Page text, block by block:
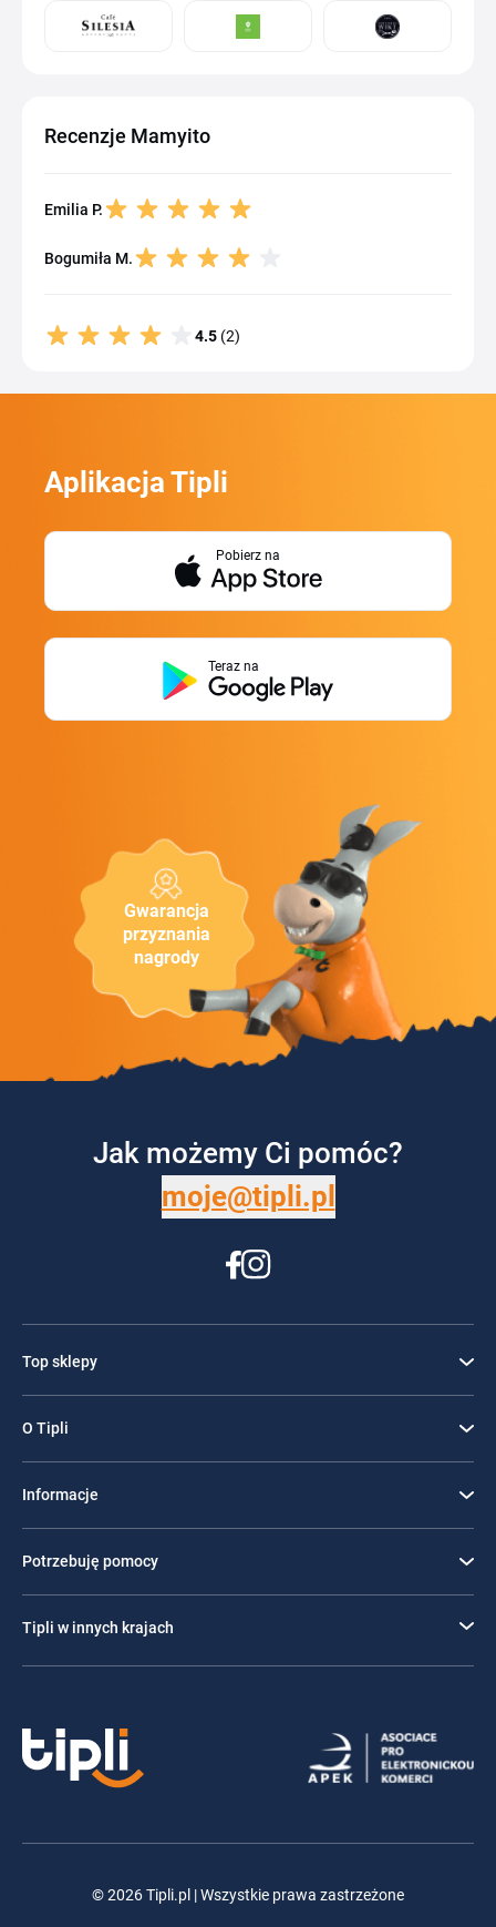
Recenzje Mamyito
Emilia P.
Bogumiła M.
4.5 (2)
Gwarancja
przyznania
nagrody
Aplikacja Tipli
Pobierz na
Teraz na
Jak możemy Ci pomóc?
moje@tipli.pl
Top sklepy
O Tipli
Informacje
Potrzebuję pomocy
Tipli w innych krajach
© 2026 Tipli.pl | Wszystkie prawa zastrzeżone